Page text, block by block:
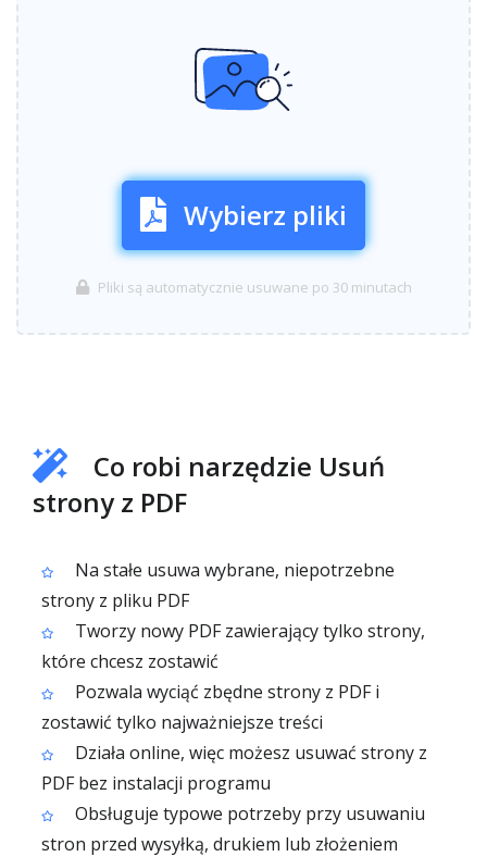
Wybierz pliki
Pliki są automatycznie usuwane po 30 minutach
Co robi narzędzie Usuń
strony z PDF
Na stałe usuwa wybrane, niepotrzebne
strony z pliku PDF
Tworzy nowy PDF zawierający tylko strony,
które chcesz zostawić
Pozwala wyciąć zbędne strony z PDF i
zostawić tylko najważniejsze treści
Działa online, więc możesz usuwać strony z
PDF bez instalacji programu
Obsługuje typowe potrzeby przy usuwaniu
stron przed wysyłką, drukiem lub złożeniem